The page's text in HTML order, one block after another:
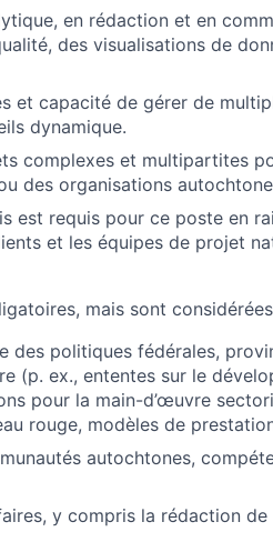
en rédaction et en
des visualisations de
et capacité de gérer de
dynamique.
complexes et multipartites
des organisations
est requis pour ce poste en
et les équipes de projet
mais sont
des politiques fédérales,
(p. ex., ententes sur le
pour la main-d’œuvre
rouge, modèles de
autochtones,
y compris la rédaction